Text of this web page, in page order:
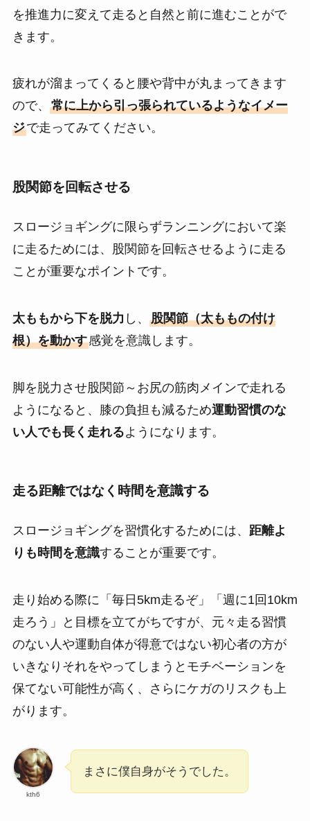
を推進力に変えて走ると自然と前に進むことがで
きます。
疲れが溜まってくると腰や背中が丸まってきます
ので、 常に上から引っ張られているようなイメー
ジで走ってみてください。
股関節を回転させる
スロージョギングに限らずランニングにおいて楽
に走るためには、股関節を回転させるように走る
ことが重要なポイントです。
太ももから下を脱力 し、 股関節（太ももの付け
根）を動かす感覚を意識します。
脚を脱力させ股関節～お尻の筋肉メインで走れる
ようになると、膝の負担も減るため運動習慣のな
い人でも長く走れるようになります。
走る距離ではなく時間を意識する
スロージョギングを習慣化するためには、 距離よ
りも時間を意識することが重要です。
走り始める際に「毎日5km走るぞ」「週に1回10km
走ろう」と目標を立てがちですが、元々走る習慣
のない人や運動自体が得意ではない初心者の方が
いきなりそれをやってしまうとモチベーションを
保てない可能性が高く、さらにケガのリスクも上
がります。
kth6
まさに僕自身がそうでした。